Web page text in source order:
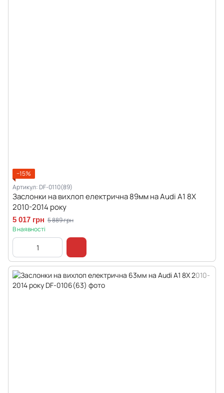
−15%
Артикул: DF-0110(89)
Заслонки на вихлоп електрична 89мм на Audi A1 8X
2010-2014 року
5 017 грн 5 889 грн
В наявності